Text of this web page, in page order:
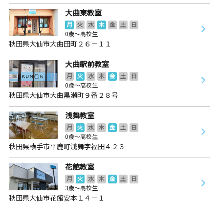
大曲東教室
月 火 水 木 金 土
日
0歳～高校生
秋田県大仙市大曲田町２６－１１
大曲駅前教室
月 火 水 木 金 土
日
0歳～高校生
秋田県大仙市大曲黒瀬町９番２８号
浅舞教室
月 火 水 木 金 土
日
0歳～高校生
秋田県横手市平鹿町浅舞字福田４２３
花館教室
月 火 水 木 金 土
日
3歳～高校生
秋田県大仙市花館安本１４－１